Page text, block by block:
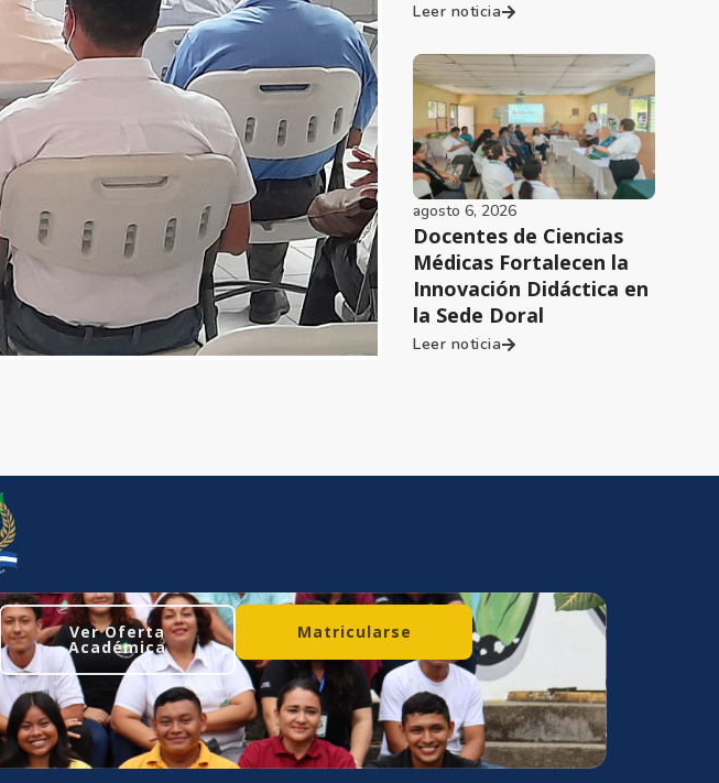
Leer noticia
agosto 6, 2026
Docentes de Ciencias
Médicas Fortalecen la
Innovación Didáctica en
la Sede Doral
Leer noticia
Ver Oferta
Académica
Matricularse